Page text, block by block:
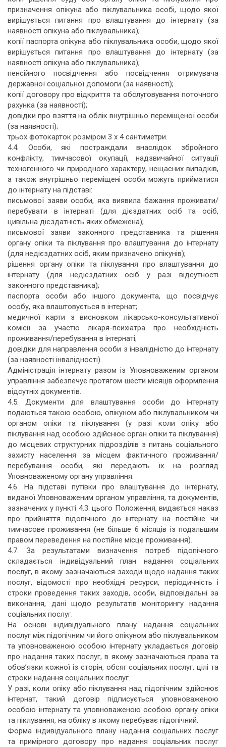
призначення опікуна або піклувальника особі, щодо якої
вирішується питання про влаштування до інтернату (за
наявності опікуна або піклувальника);
копії паспорта опікуна або піклувальника особи, щодо якої
вирішується питання про влаштування до інтернату (за
наявності опікуна або піклувальника);
пенсійного посвідчення або посвідчення отримувача
державної соціальної допомоги (за наявності);
копії договору про відкриття та обслуговування поточного
рахунка (за наявності);
довідки про взяття на облік внутрішньо переміщеної особи
(за наявності);
трьох фотокарток розміром 3 x 4 сантиметри.
4.4. Особи, які постраждали внаслідок збройного
конфлікту, тимчасової окупації, надзвичайної ситуації
техногенного чи природного характеру, нещасних випадків,
а також внутрішньо переміщені особи можуть прийматися
до інтернату на підставі:
письмової заяви особи, яка виявила бажання проживати/
перебувати в інтернаті (для дієздатних осіб та осіб,
цивільна дієздатність яких обмежена);
письмової заяви законного представника та рішення
органу опіки та піклування про влаштування до інтернату
(для недієздатних осіб, яким призначено опікунів);
рішення органу опіки та піклування про влаштування до
інтернату (для недієздатних осіб у разі відсутності
законного представника);
паспорта особи або іншого документа, що посвідчує
особу, яка влаштовується в інтернат;
медичної карти з висновком лікарсько-консультативної
комісії за участю лікаря-психіатра про необхідність
проживання/перебування в інтернаті;
довідки для направлення особи з інвалідністю до інтернату
(за наявності інвалідності).
Адміністрація інтернату разом із Уповноваженим органом
управління забезпечує протягом шести місяців оформлення
відсутніх документів.
4.5. Документи для влаштування особи до інтернату
подаються такою особою, опікуном або піклувальником чи
органом опіки та піклування (у разі коли опіку або
піклування над особою здійснює орган опіки та піклування)
до місцевих структурних підрозділів з питань соціального
захисту населення за місцем фактичного проживання/
перебування особи, які передають їх на розгляд
Уповноваженому органу управління.
4.6. На підставі путівки про влаштування до інтернату,
виданої Уповноваженим органом управління, та документів,
зазначених у пункті 4.3. цього Положення, видається наказ
про прийняття підопічного до інтернату на постійне чи
тимчасове проживання (не більше 6 місяців із подальшим
правом переведення на постійне місце проживання).
4.7. За результатами визначення потреб підопічного
складається індивідуальний план надання соціальних
послуг, в якому зазначаються заходи щодо надання таких
послуг, відомості про необхідні ресурси, періодичність і
строки проведення таких заходів, особи, відповідальні за
виконання, дані щодо результатів моніторингу надання
соціальних послуг.
На основі індивідуального плану надання соціальних
послуг між підопічним чи його опікуном або піклувальником
та уповноваженою особою інтернату укладається договір
про надання таких послуг, в якому зазначаються права та
обов’язки кожної із сторін, обсяг соціальних послуг, цілі та
строки надання соціальних послуг.
У разі, коли опіку або піклування над підопічним здійснює
інтернат, такий договір підписується уповноваженою
особою інтернату та уповноваженою особою органу опіки
та піклування, на обліку в якому перебуває підопічний.
Форма індивідуального плану надання соціальних послуг
та примірного договору про надання соціальних послуг